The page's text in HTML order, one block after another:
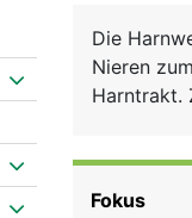
Die
Nieren
Harntrakt.
Fokus